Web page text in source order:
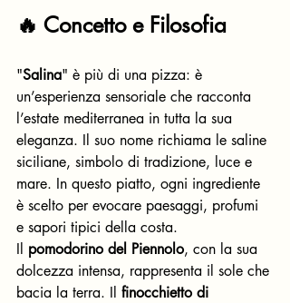
🔥 Concetto e Filosofia
"Salina" è più di una pizza: è
un’esperienza sensoriale che racconta
l’estate mediterranea in tutta la sua
eleganza. Il suo nome richiama le saline
siciliane, simbolo di tradizione, luce e
mare. In questo piatto, ogni ingrediente
è scelto per evocare paesaggi, profumi
e sapori tipici della costa.
Il pomodorino del Piennolo, con la sua
dolcezza intensa, rappresenta il sole che
bacia la terra. Il finocchietto di